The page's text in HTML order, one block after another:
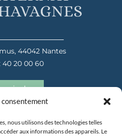
nous utilisons des technologies telles
aux informations des appareils. Le
44042 Nantes
40 20 00 60
plus